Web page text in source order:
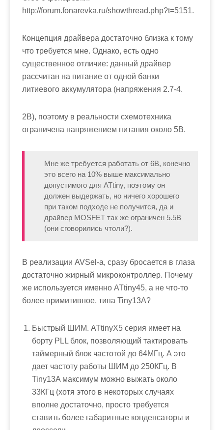
http://forum.fonarevka.ru/showthread.php?t=5151.
Концепция драйвера достаточно близка к тому
что требуется мне. Однако, есть одно
существенное отличие: данный драйвер
рассчитан на питание от одной банки
литиевого аккумулятора (напряжения 2.7-4.
2В), поэтому в реальности схемотехника
ограничена напряжением питания около 5В.
Мне же требуется работать от 6В, конечно
это всего на 10% выше максимально
допустимого для ATtiny, поэтому он
должен выдержать, но ничего хорошего
при таком подходе не получится, да и
драйвер MOSFET так же ограничен 5.5В
(они сговорились чтоли?).
В реализации AVSel-а, сразу бросается в глаза
достаточно жирный микроконтроллер. Почему
же используется именно ATtiny45, а не что-то
более примитивное, типа Tiny13A?
Быстрый ШИМ. ATtinyX5 серия имеет на
борту PLL блок, позволяющий тактировать
таймерный блок частотой до 64МГц. А это
дает частоту работы ШИМ до 250КГц. В
Tiny13A максимум можно выжать около
33КГц (хотя этого в некоторых случаях
вполне достаточно, просто требуется
ставить более габаритные конденсаторы и